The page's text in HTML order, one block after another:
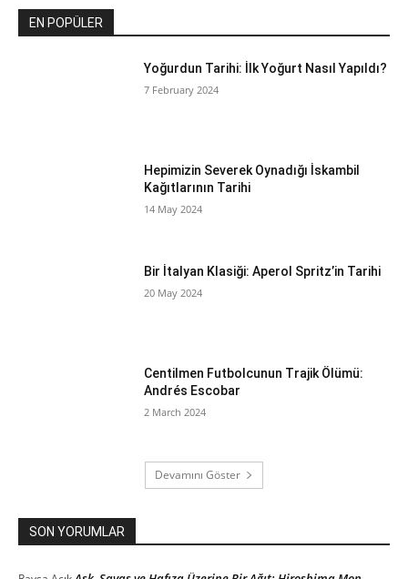
EN POPÜLER
Yoğurdun Tarihi: İlk Yoğurt Nasıl Yapıldı?
7 February 2024
Hepimizin Severek Oynadığı İskambil
Kağıtlarının Tarihi
14 May 2024
Bir İtalyan Klasiği: Aperol Spritz’in Tarihi
20 May 2024
Centilmen Futbolcunun Trajik Ölümü:
Andrés Escobar
2 March 2024
Devamını Göster
SON YORUMLAR